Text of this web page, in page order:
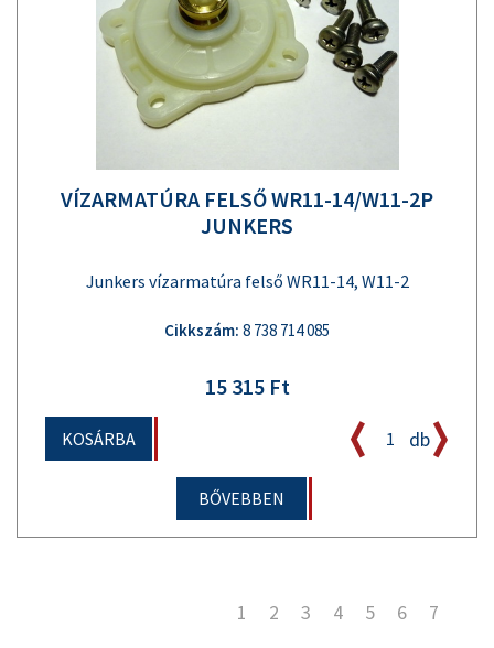
VÍZARMATÚRA FELSŐ WR11-14/W11-2P
JUNKERS
Junkers vízarmatúra felső WR11-14, W11-2
Cikkszám: 8 738 714 085
15 315 Ft
KOSÁRBA db
BŐVEBBEN
1 2 3 4 5 6
7